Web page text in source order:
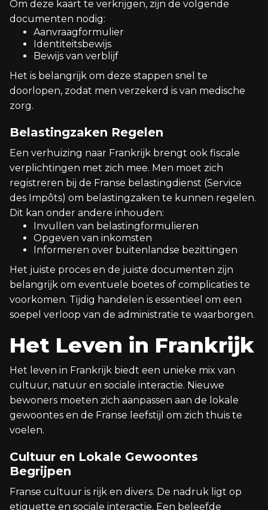
Om deze kaart te verkrijgen, zijn de volgende
documenten nodig:
Aanvraagformulier
Identiteitsbewijs
Bewijs van verblijf
Het is belangrijk om deze stappen snel te
doorlopen, zodat men verzekerd is van medische
zorg.
Belastingzaken Regelen
Een verhuizing naar Frankrijk brengt ook fiscale
verplichtingen met zich mee. Men moet zich
registreren bij de Franse belastingdienst (Service
des Impôts) om belastingzaken te kunnen regelen.
Dit kan onder andere inhouden:
Invullen van belastingformulieren
Opgeven van inkomsten
Informeren over buitenlandse bezittingen
Het juiste proces en de juiste documenten zijn
belangrijk om eventuele boetes of complicaties te
voorkomen. Tijdig handelen is essentieel om een
soepel verloop van de administratie te waarborgen.
Het Leven in Frankrijk
Het leven in Frankrijk biedt een unieke mix van
cultuur, natuur en sociale interactie. Nieuwe
bewoners moeten zich aanpassen aan de lokale
gewoontes en de Franse leefstijl om zich thuis te
voelen.
Cultuur en Lokale Gewoontes
Begrijpen
Franse cultuur is rijk en divers. De nadruk ligt op
etiquette en sociale interactie. Een beleefde